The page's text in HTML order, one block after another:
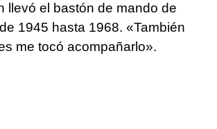
llevó el bastón de mando de
1945 hasta 1968. «También
me tocó acompañarlo».